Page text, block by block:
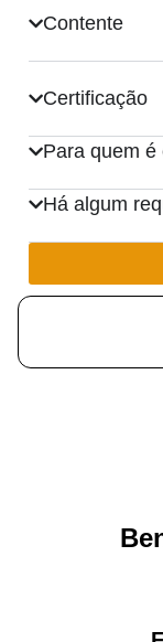
Contente
Certificação
Para quem é
Há algum